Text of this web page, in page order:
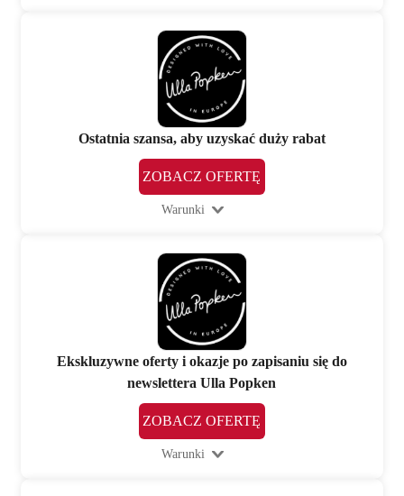
Ostatnia szansa, aby uzyskać duży rabat
ZOBACZ OFERTĘ
Warunki
Ekskluzywne oferty i okazje po zapisaniu się do
newslettera Ulla Popken
ZOBACZ OFERTĘ
Warunki